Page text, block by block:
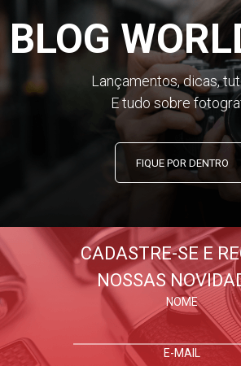
BLOG
Lançamentos, dicas,
E tudo sobre
FIQUE POR DENTRO
CADASTRE-SE E
NOSSAS
NOME
E-MAIL